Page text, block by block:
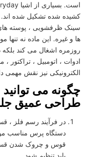
کشیده شده تشکیل شده
سینک ظرفشویی ، پوسته
ها و غیره. این ماده نه تنها
روزمره اشغال می کند بلکه
ادوات ، اتومبیل ، تراکتور ،
الکترونیکی نیز نقش مهمی
چگونه می
طراحی عمیق
در فرآیند رسم فلز ،
دستگاه پرس مناسب
قوس و چروک شدن